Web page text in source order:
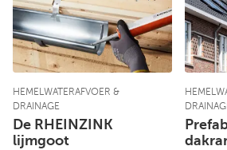
HEMELWATERAFVOER &
DRAINAGE
De RHEINZINK
lijmgoot